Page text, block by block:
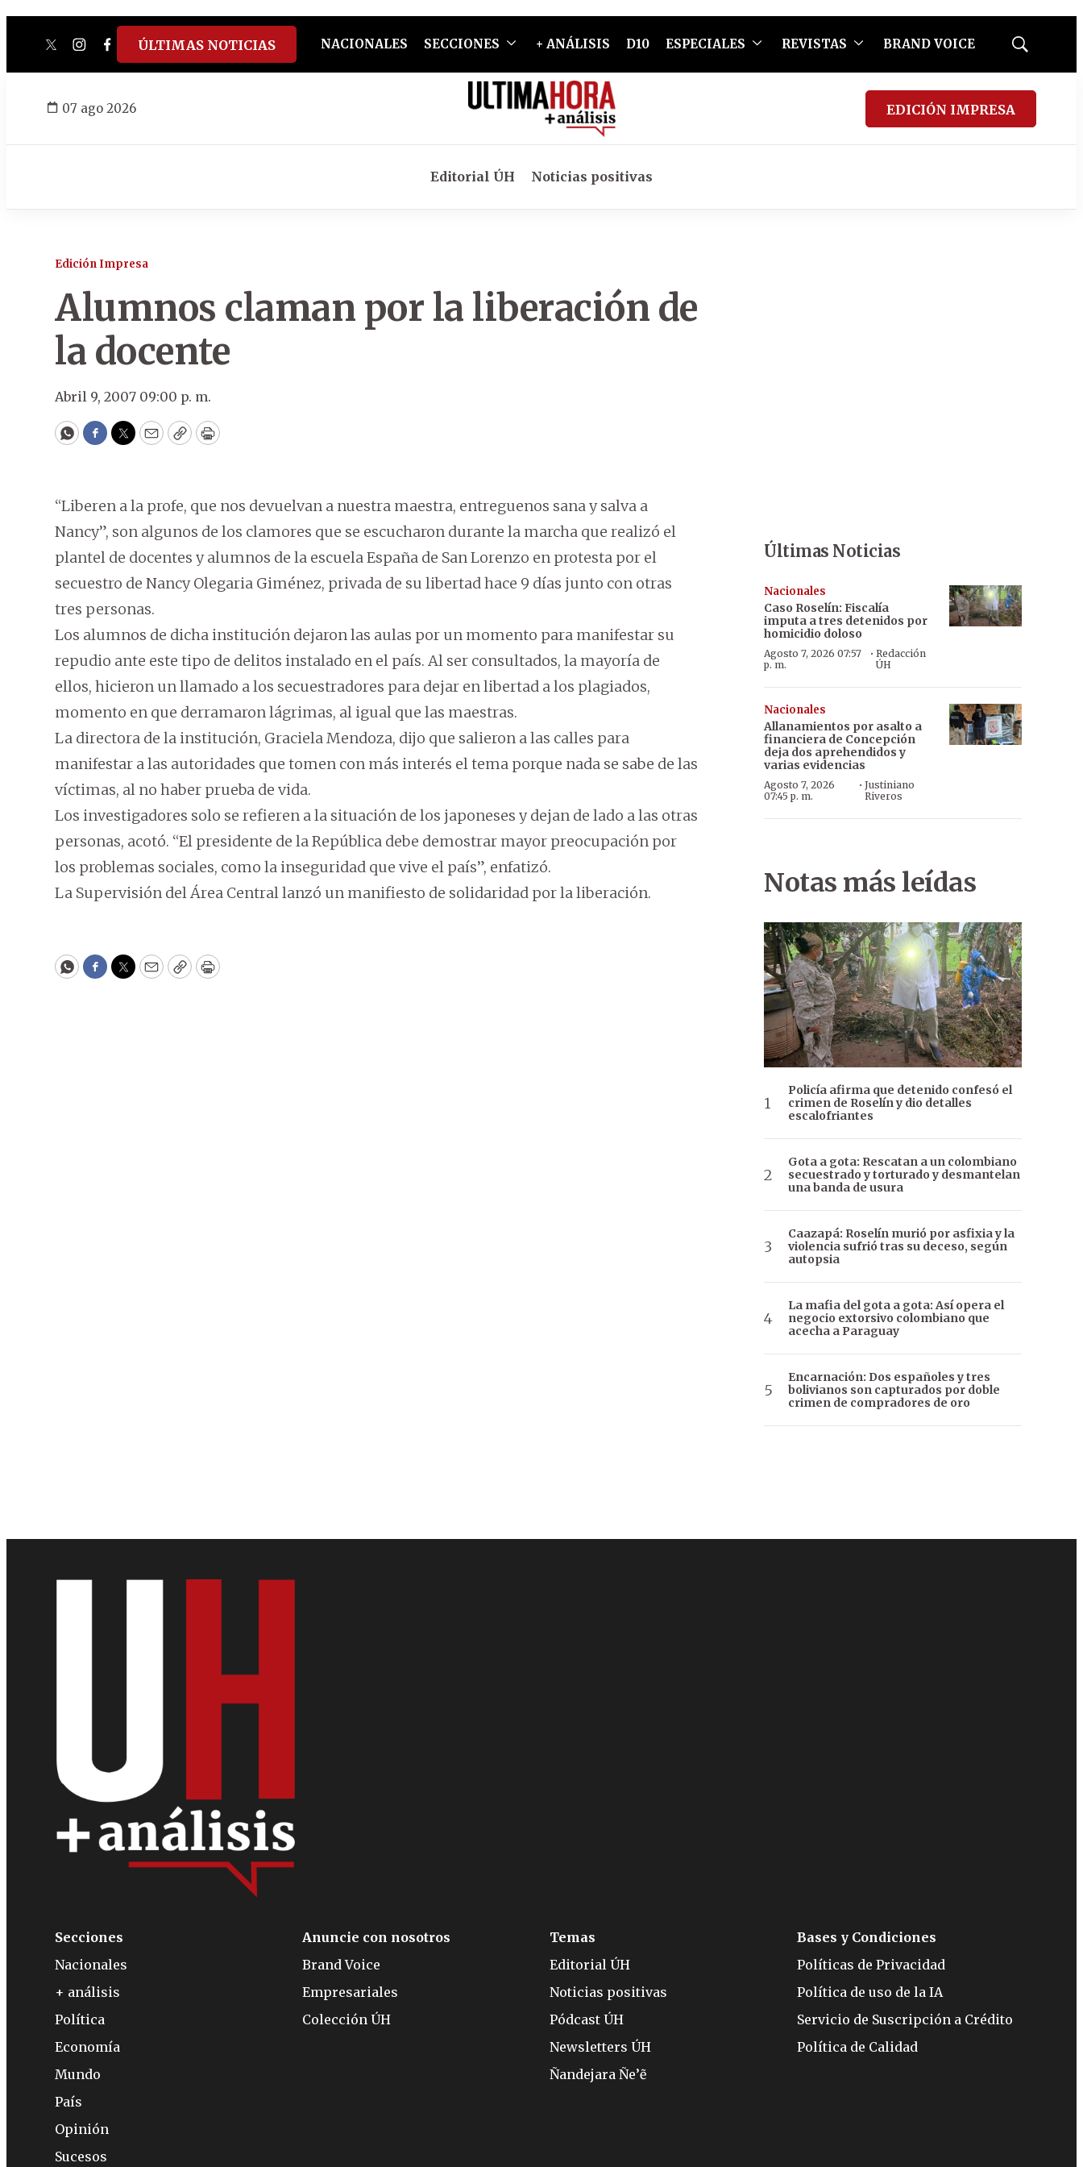
twitterinstagram
facebook
tiktokyoutube
spotify
ÚLTIMAS NOTICIAS NACIONALES SECCIONES + ANÁLISIS D10 ESPECIALES REVISTAS BRAND VOICE
Mostrar
07 ago 2026 EDICIÓN IMPRESA
Editorial ÚH Noticias positivas
Edición Impresa
Alumnos claman por la liberación de
la docente
Abril 9, 2007 09:00 p. m.
WhatsApp
Facebook
Twitter
EmailCopyPrint
“Liberen a la profe, que nos devuelvan a nuestra maestra, entreguenos sana y salva a
Nancy”, son algunos de los clamores que se escucharon durante la marcha que realizó el
plantel de docentes y alumnos de la escuela España de San Lorenzo en protesta por el
secuestro de Nancy Olegaria Giménez, privada de su libertad hace 9 días junto con otras
tres personas.
Los alumnos de dicha institución dejaron las aulas por un momento para manifestar su
repudio ante este tipo de delitos instalado en el país. Al ser consultados, la mayoría de
ellos, hicieron un llamado a los secuestradores para dejar en libertad a los plagiados,
momento en que derramaron lágrimas, al igual que las maestras.
La directora de la institución, Graciela Mendoza, dijo que salieron a las calles para
manifestar a las autoridades que tomen con más interés el tema porque nada se sabe de las
víctimas, al no haber prueba de vida.
Los investigadores solo se refieren a la situación de los japoneses y dejan de lado a las otras
personas, acotó. “El presidente de la República debe demostrar mayor preocupación por
los problemas sociales, como la inseguridad que vive el país”, enfatizó.
La Supervisión del Área Central lanzó un manifiesto de solidaridad por la liberación.
WhatsApp
Facebook
Twitter
EmailCopyPrint
Últimas Noticias
Nacionales
Caso Roselín: Fiscalía
imputa a tres detenidos por
homicidio doloso
Agosto 7, 2026 07:57
p. m.
· Redacción
ÚH
Nacionales
Allanamientos por asalto a
financiera de Concepción
deja dos aprehendidos y
varias evidencias
Agosto 7, 2026
07:45 p. m.
·Justiniano
Riveros
Notas más leídas
Policía afirma que detenido confesó el
crimen de Roselín y dio detalles
escalofriantes
Gota a gota: Rescatan a un colombiano
secuestrado y torturado y desmantelan
una banda de usura
Caazapá: Roselín murió por asfixia y la
violencia sufrió tras su deceso, según
autopsia
La mafia del gota a gota: Así opera el
negocio extorsivo colombiano que
acecha a Paraguay
Encarnación: Dos españoles y tres
bolivianos son capturados por doble
crimen de compradores de oro
Secciones
Nacionales
+ análisis
Política
Economía
Mundo
País
Opinión
Sucesos
Anuncie con nosotros
Brand Voice
Empresariales
Colección ÚH
Temas
Editorial ÚH
Noticias positivas
Pódcast ÚH
Newsletters ÚH
Ñandejara Ñe’ẽ
Bases y Condiciones
Políticas de Privacidad
Política de uso de la IA
Servicio de Suscripción a Crédito
Política de Calidad